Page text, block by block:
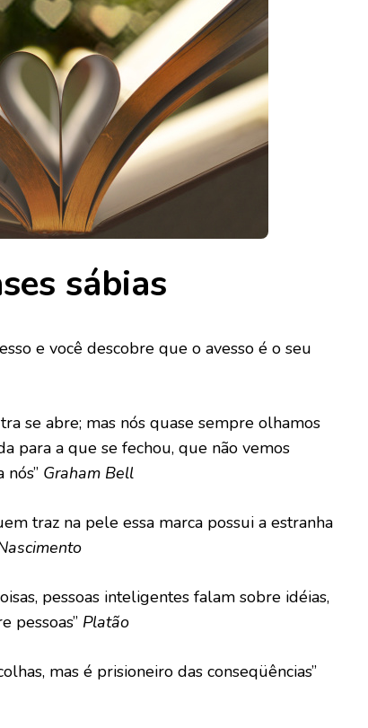
sábias
e você descobre que o avesso é o seu
se abre; mas nós quase sempre olhamos
para a que se fechou, que não vemos
Graham Bell
traz na pele essa marca possui a estranha
pessoas inteligentes falam sobre idéias,
pessoas” Platão
mas é prisioneiro das conseqüências”